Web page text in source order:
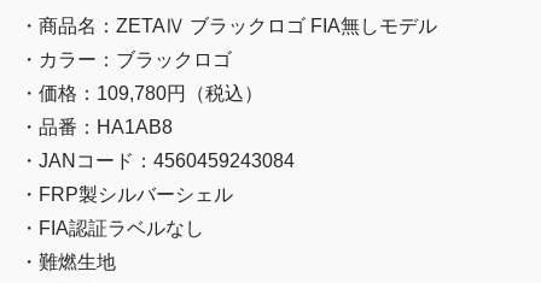
・商品名：ZETAⅣ ブラックロゴ FIA無しモデル
・カラー：ブラックロゴ
・価格：109,780円（税込）
・品番：HA1AB8
・JANコード：4560459243084
・FRP製シルバーシェル
・FIA認証ラベルなし
・難燃生地